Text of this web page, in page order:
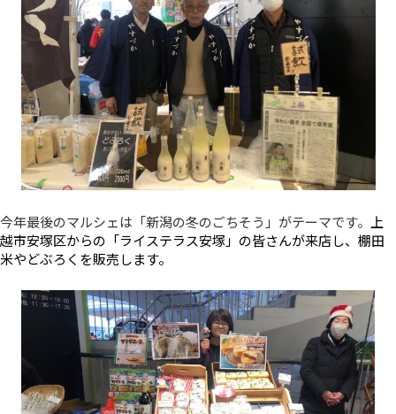
今年最後のマルシェは「新潟の冬のごちそう」がテーマです。
上
越市安塚区からの「ライステラス安塚」の皆さんが来店し、棚田
米やどぶろくを販売します。